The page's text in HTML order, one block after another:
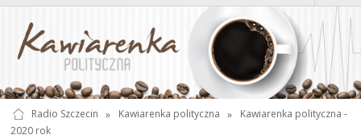
Radio Szczecin » Kawiarenka polityczna »
Kawiarenka polityczna -
2020 rok